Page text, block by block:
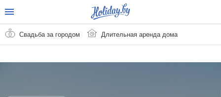
Свадьба за городом Длительная аренда дома